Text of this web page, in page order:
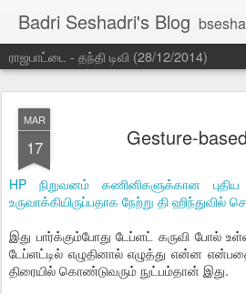
Badri Seshadri's Blog
ராஜபாட்டை - தந்தி டிவி (28/12/2014)
MAR
17 Gesture-
HP நிறுவனம் கணினிகளுக்கான
உருவாக்கியிருப்பதாக நேற்று தி ஹிந்துவில்
இது பார்க்கும்போது டேப்ளட் கருவி போல்
டேப்ளட்டில் எழுதினால் எழுத்து என்ன
திரையில் கொண்டுவரும் நுட்பம்தான் இது.